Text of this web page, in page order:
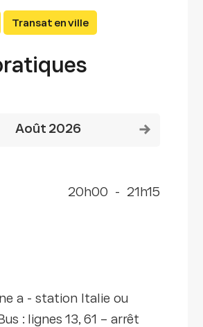
Transat en ville
précédent
août 2026
20h00 - 21h15
a - station Italie ou
: lignes 13, 61 – arrêt